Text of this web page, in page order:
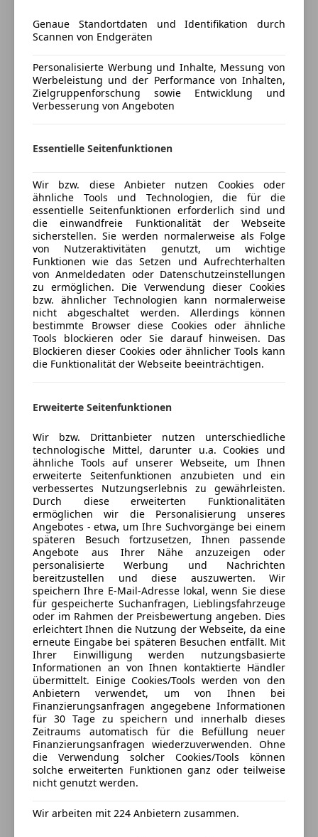
Nebelscheinwerfer
Zentralverriegelung
Extras
Ölkühler defekt
Das Fahrzeug ist ein Vermittlungsauftrag
Termin nach Vereinbarung
Kilometerstand kann sich ändern
Persönlich auf Sie abgestimmte Finanzierungen
MIT ODER OHNE ANZAHLUNG!
Drittel-Finanzierung / In drei Etappen zu Ihrem
Traumauto:
1/3 des Fahrzeugpreises zahlen Sie gleich als
Anzahlung.
2/3 des Fahrzeugpreises nach 12 Monaten.
3/3 des Fahrzeugpreises nach 24 Monaten.
Auch bieten wir gegen minimalen Aufpreis
zusätzlich eine Mobile Garantie für 12 Monate an.
Die gemachten Angaben sind unverbindliche
Eigenschaften dar.
Für Druck-, Tipp- und Datenübermittlungsfehler
übernimmt der Inhaber keine Haftung.
Zubehörangaben ohne Gewähr. Eingabefehler,
Irrtümer und Zwischenverkauf vorbehalten.
Trotz größter Sorgfalt behalten wir uns Tippfehler,
Irrtümer, Änderungen und Zwischenverkäufe vor.
Alle Angaben ohne Gewähr.
Mehr anzeigen
Versicherung
Versicherungsschutz an Ihre Bedürfnisse
anpassen
Freischaden-Gutschein ab Stufe 0
Auto einfach online versichern & Rabatt holen
Jetzt berechnen
Anbieter auf AutoScout24 seit 2026
Hofgasse 10,
4063 Hörsching, AT
Kontakt
Sinan Sözen
Alle Fahrzeuge des Anbieters
Anbieter kontaktieren
Deine Nachricht
Eintauschwagen: Kaufen und verkaufen in nur einem
Genaue Standortdaten und Identifikation durch
Scannen von Endgeräten
Personalisierte Werbung und Inhalte, Messung von
Werbeleistung und der Performance von Inhalten,
Zielgruppenforschung sowie Entwicklung und
Verbesserung von Angeboten
Essentielle Seitenfunktionen
Wir bzw. diese Anbieter nutzen Cookies oder
ähnliche Tools und Technologien, die für die
essentielle Seitenfunktionen erforderlich sind und
die einwandfreie Funktionalität der Webseite
sicherstellen. Sie werden normalerweise als Folge
von Nutzeraktivitäten genutzt, um wichtige
Funktionen wie das Setzen und Aufrechterhalten
von Anmeldedaten oder Datenschutzeinstellungen
zu ermöglichen. Die Verwendung dieser Cookies
bzw. ähnlicher Technologien kann normalerweise
nicht abgeschaltet werden. Allerdings können
bestimmte Browser diese Cookies oder ähnliche
Tools blockieren oder Sie darauf hinweisen. Das
Blockieren dieser Cookies oder ähnlicher Tools kann
die Funktionalität der Webseite beeinträchtigen.
Erweiterte Seitenfunktionen
Wir bzw. Drittanbieter nutzen unterschiedliche
technologische Mittel, darunter u.a. Cookies und
ähnliche Tools auf unserer Webseite, um Ihnen
erweiterte Seitenfunktionen anzubieten und ein
verbessertes Nutzungserlebnis zu gewährleisten.
Durch diese erweiterten Funktionalitäten
ermöglichen wir die Personalisierung unseres
Angebotes - etwa, um Ihre Suchvorgänge bei einem
späteren Besuch fortzusetzen, Ihnen passende
Angebote aus Ihrer Nähe anzuzeigen oder
personalisierte Werbung und Nachrichten
bereitzustellen und diese auszuwerten. Wir
speichern Ihre E-Mail-Adresse lokal, wenn Sie diese
für gespeicherte Suchanfragen, Lieblingsfahrzeuge
oder im Rahmen der Preisbewertung angeben. Dies
erleichtert Ihnen die Nutzung der Webseite, da eine
erneute Eingabe bei späteren Besuchen entfällt. Mit
Ihrer Einwilligung werden nutzungsbasierte
Informationen an von Ihnen kontaktierte Händler
übermittelt. Einige Cookies/Tools werden von den
Anbietern verwendet, um von Ihnen bei
Finanzierungsanfragen angegebene Informationen
für 30 Tage zu speichern und innerhalb dieses
Zeitraums automatisch für die Befüllung neuer
Finanzierungsanfragen wiederzuverwenden. Ohne
die Verwendung solcher Cookies/Tools können
solche erweiterten Funktionen ganz oder teilweise
nicht genutzt werden.
Wir arbeiten mit 224 Anbietern zusammen.